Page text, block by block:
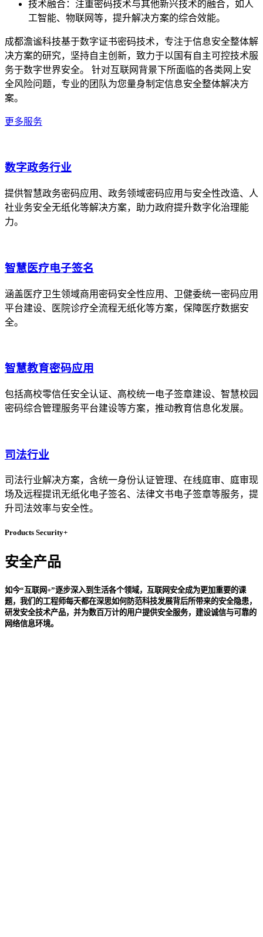
技术融合：注重密码技术与其他新兴技术的融合，如人
工智能、物联网等，提升解决方案的综合效能。
成都澹谧科技基于数字证书密码技术，专注于信息安全整体解
决方案的研究，坚持自主创新，致力于以国有自主可控技术服
务于数字世界安全。 针对互联网背景下所面临的各类网上安
全风险问题，专业的团队为您量身制定信息安全整体解决方
案。
更多服务
数字政务行业
提供智慧政务密码应用、政务领域密码应用与安全性改造、人
社业务安全无纸化等解决方案，助力政府提升数字化治理能
力。
智慧医疗电子签名
涵盖医疗卫生领域商用密码安全性应用、卫健委统一密码应用
平台建设、医院诊疗全流程无纸化等方案，保障医疗数据安
全。
智慧教育密码应用
包括高校零信任安全认证、高校统一电子签章建设、智慧校园
密码综合管理服务平台建设等方案，推动教育信息化发展。
司法行业
司法行业解决方案，含统一身份认证管理、在线庭审、庭审现
场及远程提讯无纸化电子签名、法律文书电子签章等服务，提
升司法效率与安全性。
Products Security+
安全产品
如今“互联网+”逐步深入到生活各个领域，互联网安全成为更加重要的课
题，我们的工程师每天都在深思如何防范科技发展背后所带来的安全隐患，
研发安全技术产品，并为数百万计的用户提供安全服务，建设诚信与可靠的
网络信息环境。